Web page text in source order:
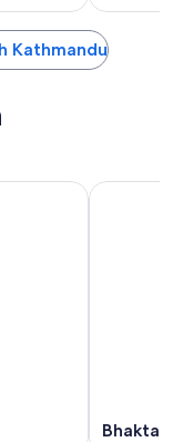
Kathmandu